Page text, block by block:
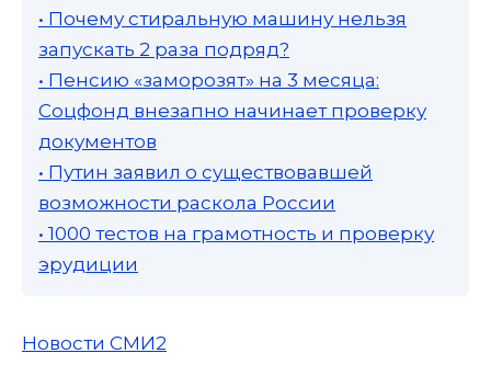
• Почему стиральную машину нельзя
запускать 2 раза подряд?
• Пенсию «заморозят» на 3 месяца:
Соцфонд внезапно начинает проверку
документов
• Путин заявил о существовавшей
возможности раскола России
• 1000 тестов на грамотность и проверку
эрудиции
Новости СМИ2